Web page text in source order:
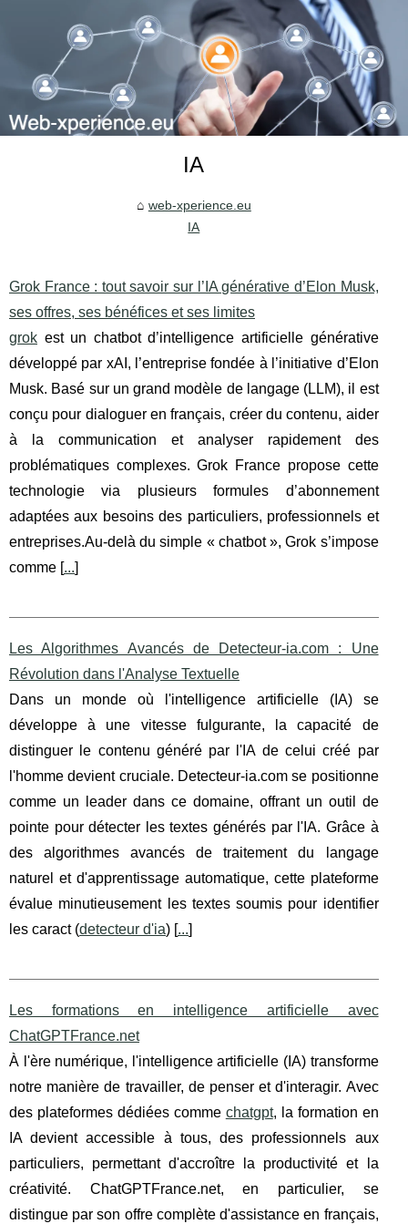
IA
web-xperience.eu
IA
Grok France : tout savoir sur l’IA générative d’Elon Musk,
ses offres, ses bénéfices et ses limites
grok est un chatbot d’intelligence artificielle générative
développé par xAI, l’entreprise fondée à l’initiative d’Elon
Musk. Basé sur un grand modèle de langage (LLM), il est
conçu pour dialoguer en français, créer du contenu, aider
à la communication et analyser rapidement des
problématiques complexes. Grok France propose cette
technologie via plusieurs formules d’abonnement
adaptées aux besoins des particuliers, professionnels et
entreprises.Au-delà du simple « chatbot », Grok s’impose
comme [...]
Les Algorithmes Avancés de Detecteur-ia.com : Une
Révolution dans l'Analyse Textuelle
Dans un monde où l'intelligence artificielle (IA) se
développe à une vitesse fulgurante, la capacité de
distinguer le contenu généré par l'IA de celui créé par
l'homme devient cruciale. Detecteur-ia.com se positionne
comme un leader dans ce domaine, offrant un outil de
pointe pour détecter les textes générés par l'IA. Grâce à
des algorithmes avancés de traitement du langage
naturel et d'apprentissage automatique, cette plateforme
évalue minutieusement les textes soumis pour identifier
les caract (detecteur d'ia) [...]
Les formations en intelligence artificielle avec
ChatGPTFrance.net
À l'ère numérique, l'intelligence artificielle (IA) transforme
notre manière de travailler, de penser et d'interagir. Avec
des plateformes dédiées comme chatgpt, la formation en
IA devient accessible à tous, des professionnels aux
particuliers, permettant d'accroître la productivité et la
créativité. ChatGPTFrance.net, en particulier, se
distingue par son offre complète d'assistance en français,